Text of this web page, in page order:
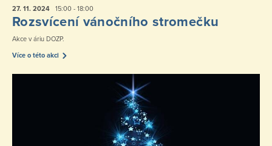
27. 11. 2024 15:00 - 18:00
Rozsvícení vánočního stromečku
Akce v áriu DOZP.
Více o této akci